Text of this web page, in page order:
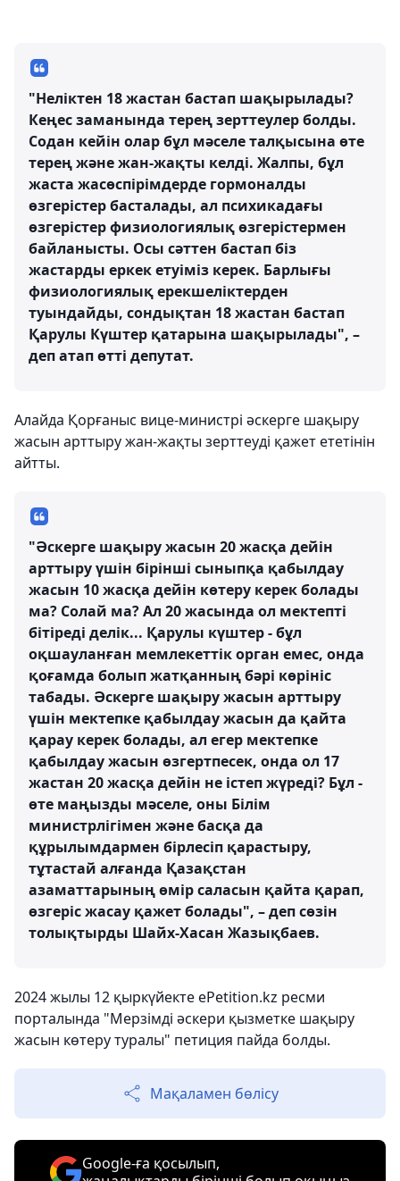
"Неліктен 18 жастан бастап шақырылады?
Кеңес заманында терең зерттеулер болды.
Содан кейін олар бұл мәселе талқысына өте
терең және жан-жақты келді. Жалпы, бұл
жаста жасөспірімдерде гормоналды
өзгерістер басталады, ал психикадағы
өзгерістер физиологиялық өзгерістермен
байланысты. Осы сәттен бастап біз
жастарды еркек етуіміз керек. Барлығы
физиологиялық ерекшеліктерден
туындайды, сондықтан 18 жастан бастап
Қарулы Күштер қатарына шақырылады", –
деп атап өтті депутат.
Алайда Қорғаныс вице-министрі әскерге шақыру
жасын арттыру жан-жақты зерттеуді қажет ететінін
айтты.
"Әскерге шақыру жасын 20 жасқа дейін
арттыру үшін бірінші сыныпқа қабылдау
жасын 10 жасқа дейін көтеру керек болады
ма? Солай ма? Ал 20 жасында ол мектепті
бітіреді делік... Қарулы күштер - бұл
оқшауланған мемлекеттік орган емес, онда
қоғамда болып жатқанның бәрі көрініс
табады. Әскерге шақыру жасын арттыру
үшін мектепке қабылдау жасын да қайта
қарау керек болады, ал егер мектепке
қабылдау жасын өзгертпесек, онда ол 17
жастан 20 жасқа дейін не істеп жүреді? Бұл -
өте маңызды мәселе, оны Білім
министрлігімен және басқа да
құрылымдармен бірлесіп қарастыру,
тұтастай алғанда Қазақстан
азаматтарының өмір саласын қайта қарап,
өзгеріс жасау қажет болады", – деп сөзін
толықтырды Шайх-Хасан Жазықбаев.
2024 жылы 12 қыркүйекте ePetition.kz ресми
порталында "Мерзімді әскери қызметке шақыру
жасын көтеру туралы" петиция пайда болды.
Мақаламен бөлісу
Google-ға қосылып,